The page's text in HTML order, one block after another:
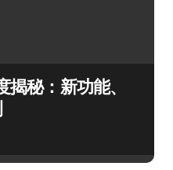
秘：新功能、